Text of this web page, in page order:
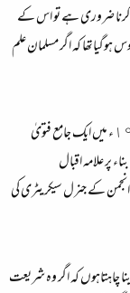
کرنا ضروری ہے تو اس کے
ہوگیاتھا کہ اگر مسلمان علم
یہی وجہ تھی کہ آپ نے تحریک ترک موالات کے سلسلے میں ١٩٢٠ء میں ایک جامع فتویٰ
علامہ اقبال
میں انجمن کے جنرل سیکریٹری کی
چاہتاہوں کہ اگر وہ شریعت